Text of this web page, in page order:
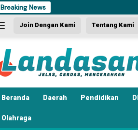
Breaking News Dua
Join Dengan Kami Tentang Kami
Beranda Daerah Pendidikan
Olahraga